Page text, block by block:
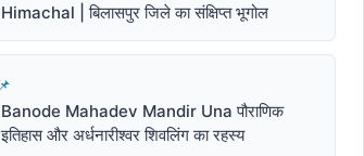
Himachal | बिलासपुर जिले का संक्षिप्त भूगोल
Banode Mahadev Mandir Una पौराणिक
इतिहास और अर्धनारीश्वर शिवलिंग का रहस्य